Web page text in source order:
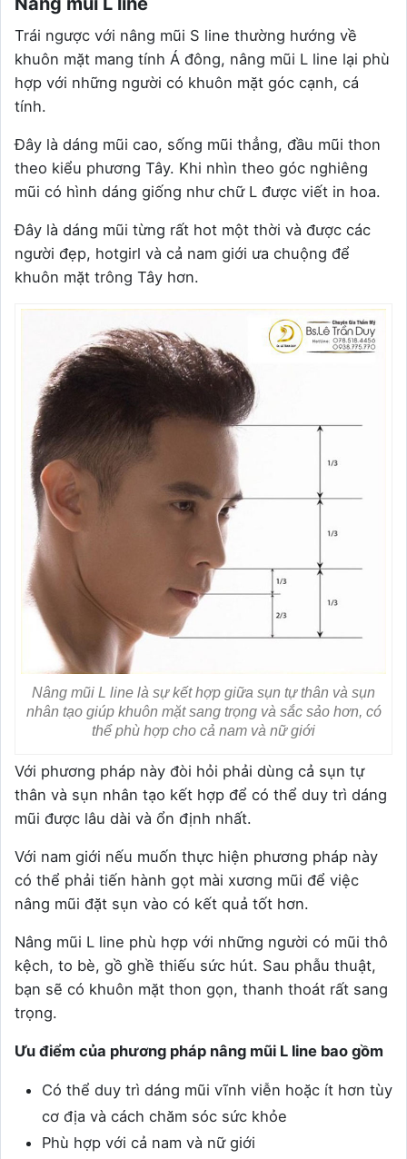
Trái ngược với nâng mũi S line thường hướng về
khuôn mặt mang tính Á đông, nâng mũi L line lại phù
hợp với những người có khuôn mặt góc cạnh, cá
tính.
Đây là dáng mũi cao, sống mũi thẳng, đầu mũi thon
theo kiểu phương Tây. Khi nhìn theo góc nghiêng
mũi có hình dáng giống như chữ L được viết in hoa.
Đây là dáng mũi từng rất hot một thời và được các
người đẹp, hotgirl và cả nam giới ưa chuộng để
khuôn mặt trông Tây hơn.
Nâng mũi L line là sự kết hợp giữa sụn tự thân và sụn
nhân tạo giúp khuôn mặt sang trọng và sắc sảo hơn, có
thể phù hợp cho cả nam và nữ giới
Với phương pháp này đòi hỏi phải dùng cả sụn tự
thân và sụn nhân tạo kết hợp để có thể duy trì dáng
mũi được lâu dài và ổn định nhất.
Với nam giới nếu muốn thực hiện phương pháp này
có thể phải tiến hành gọt mài xương mũi để việc
nâng mũi đặt sụn vào có kết quả tốt hơn.
Nâng mũi L line phù hợp với những người có mũi thô
kệch, to bè, gồ ghề thiếu sức hút. Sau phẫu thuật,
bạn sẽ có khuôn mặt thon gọn, thanh thoát rất sang
trọng.
Ưu điểm của phương pháp nâng mũi L line bao gồm
Có thể duy trì dáng mũi vĩnh viễn hoặc ít hơn tùy
cơ địa và cách chăm sóc sức khỏe
Phù hợp với cả nam và nữ giới